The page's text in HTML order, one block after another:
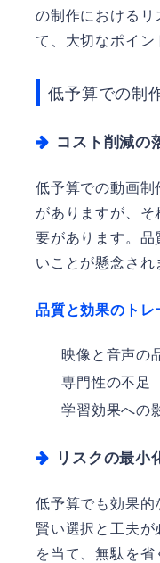
の制作におけるリ
て、大切なポイン
低予算での制
コスト削減の
低予算での動画制
がありますが、
要があります。品
いことが懸念され
品質と効果のトレ
映像と音声の
専門性の不足
学習効果への
リスクの最小
低予算でも効果的
賢い選択と工夫
を当て、無駄を省